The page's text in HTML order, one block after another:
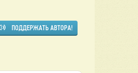
ПОДДЕРЖАТЬ АВТОРА!